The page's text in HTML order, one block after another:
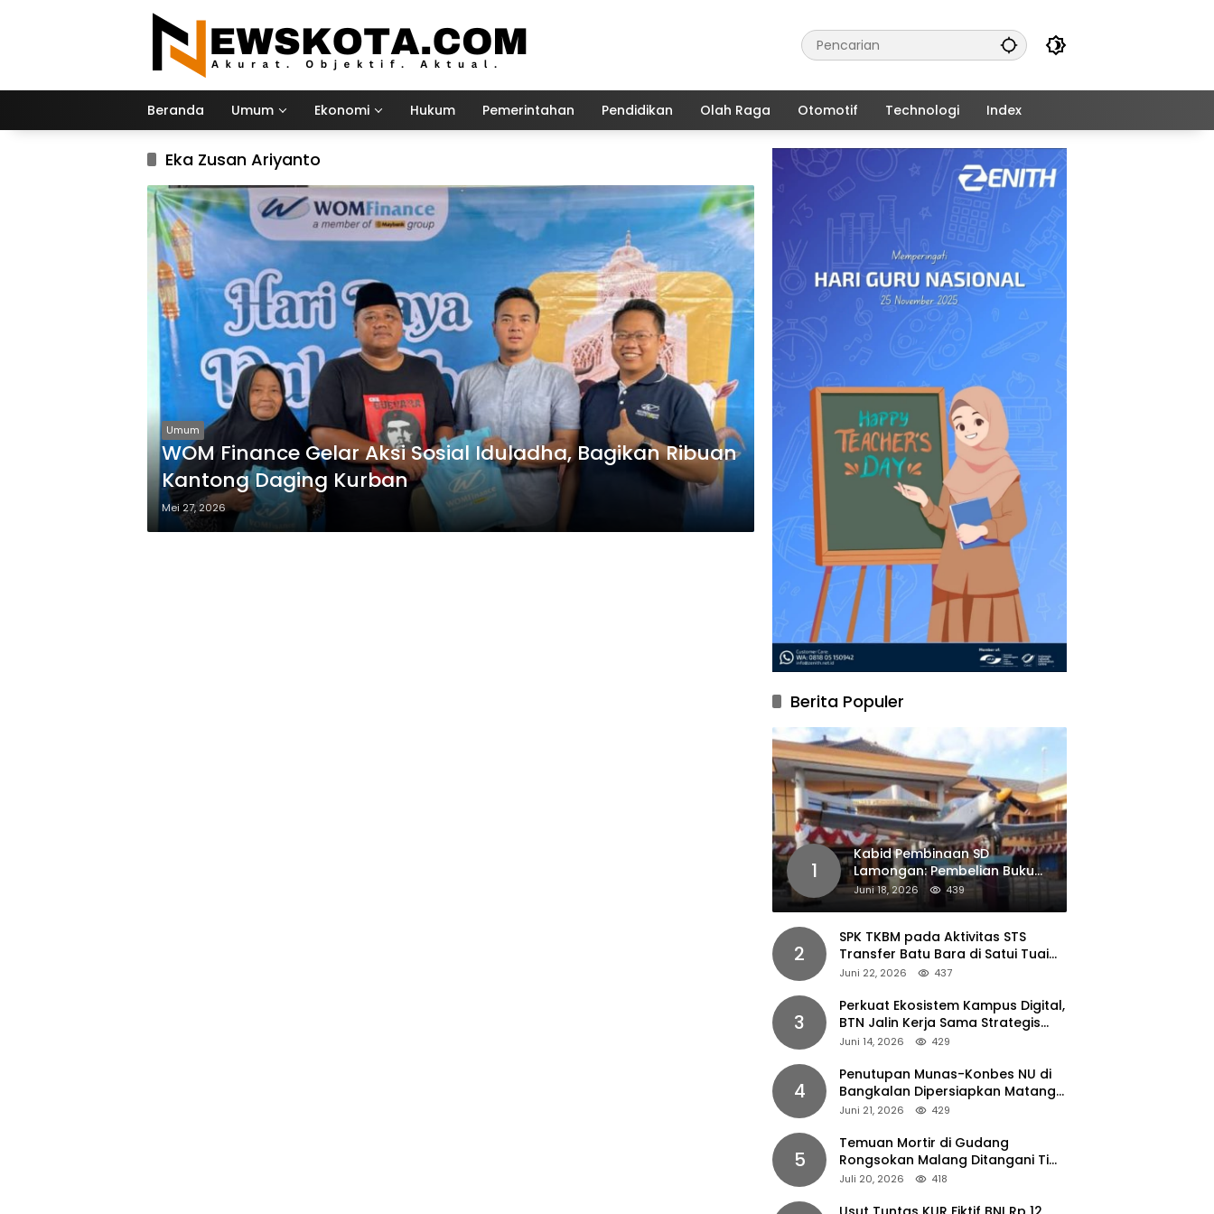
Beranda Umum Ekonomi Hukum Pemerintahan Pendidikan Olah Raga Otomotif Technologi Index
Eka Zusan Ariyanto
Umum
WOM Finance Gelar Aksi Sosial Iduladha, Bagikan Ribuan
Kantong Daging Kurban
Mei 27, 2026
Berita Populer
1
Kabid Pembinaan SD
Lamongan: Pembelian Buku
Pendamping Tidak Boleh
Dipaksakan
Juni 18, 2026 439
2
SPK TKBM pada Aktivitas STS
Transfer Batu Bara di Satui Tuai
Sorotan
Juni 22, 2026 437
3
Perkuat Ekosistem Kampus Digital,
BTN Jalin Kerja Sama Strategis
dengan UNAIR
Juni 14, 2026 429
4
Penutupan Munas-Konbes NU di
Bangkalan Dipersiapkan Matang,
Gus Ipul Turun Tangan
Juni 21, 2026 429
5
Temuan Mortir di Gudang
Rongsokan Malang Ditangani Tim
Gegana Polda Jatim
Juli 20, 2026 418